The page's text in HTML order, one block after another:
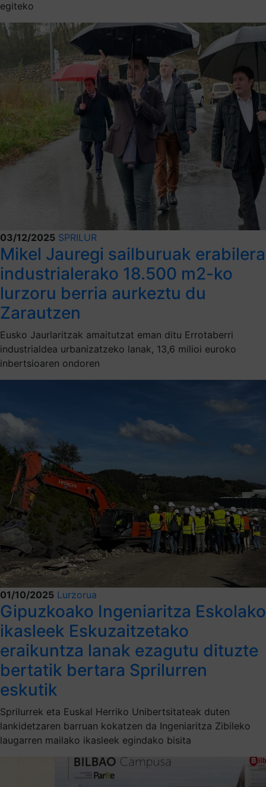
egiteko
03/12/2025 SPRILUR
Mikel Jauregi sailburuak erabilera
industrialerako 18.500 m2-ko
lurzoru berria aurkeztu du
Zarautzen
Eusko Jaurlaritzak amaitutzat eman ditu Errotaberri
industrialdea urbanizatzeko lanak, 13,6 milioi euroko
inbertsioaren ondoren
01/10/2025 Lurzorua
Gipuzkoako Ingeniaritza Eskolako
ikasleek Eskuzaitzetako
eraikuntza lanak ezagutu dituzte
bertatik bertara Sprilurren
eskutik
Sprilurrek eta Euskal Herriko Unibertsitateak duten
lankidetzaren barruan kokatzen da Ingeniaritza Zibileko
laugarren mailako ikasleek egindako bisita